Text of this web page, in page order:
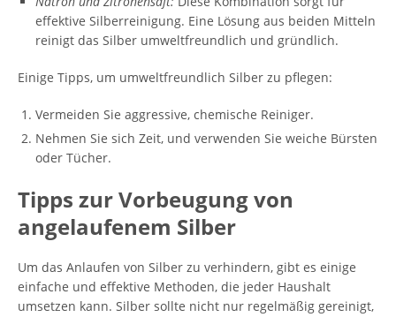
effektive Silberreinigung. Eine Lösung aus beiden Mitteln
reinigt das Silber umweltfreundlich und gründlich.
Einige Tipps, um umweltfreundlich Silber zu pflegen:
Vermeiden Sie aggressive, chemische Reiniger.
Nehmen Sie sich Zeit, und verwenden Sie weiche Bürsten
oder Tücher.
Tipps zur Vorbeugung von
angelaufenem Silber
Um das Anlaufen von Silber zu verhindern, gibt es einige
einfache und effektive Methoden, die jeder Haushalt
umsetzen kann. Silber sollte nicht nur regelmäßig gereinigt,